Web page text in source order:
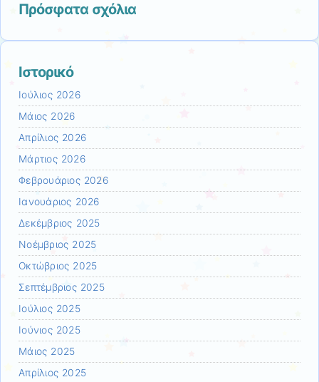
Πρόσφατα σχόλια
Ιστορικό
Ιούλιος 2026
Μάιος 2026
Απρίλιος 2026
Μάρτιος 2026
Φεβρουάριος 2026
Ιανουάριος 2026
Δεκέμβριος 2025
Νοέμβριος 2025
Οκτώβριος 2025
Σεπτέμβριος 2025
Ιούλιος 2025
Ιούνιος 2025
Μάιος 2025
Απρίλιος 2025